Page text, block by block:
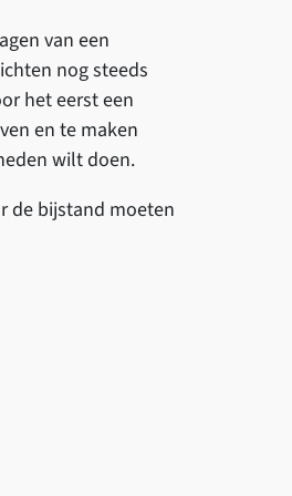
van een
nog steeds
het eerst een
en te maken
wilt doen.
de bijstand moeten